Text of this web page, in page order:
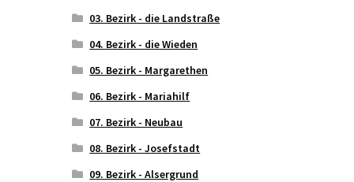
03. Bezirk - die Landstraße
04. Bezirk - die Wieden
05. Bezirk - Margarethen
06. Bezirk - Mariahilf
07. Bezirk - Neubau
08. Bezirk - Josefstadt
09. Bezirk - Alsergrund